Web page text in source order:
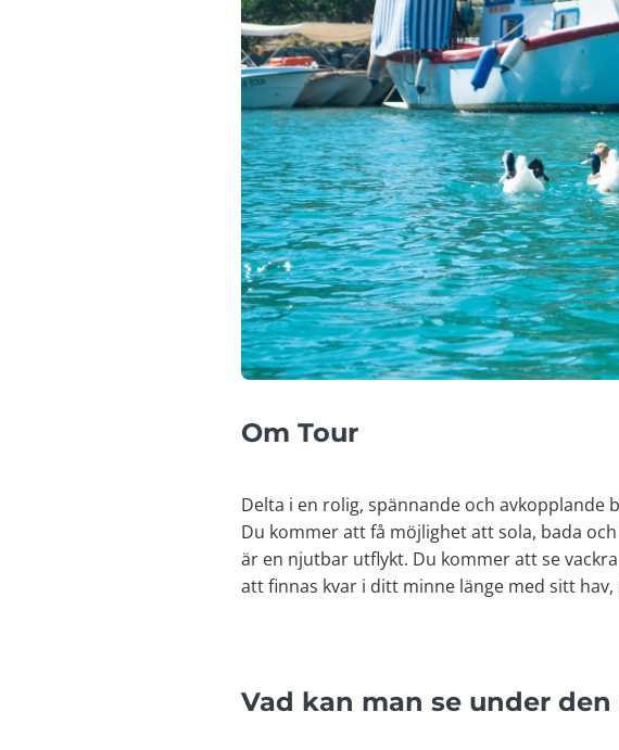
Om Tour
Delta i en rolig, spännande och avkopplande
Du kommer att få möjlighet att sola, bada
är en njutbar utflykt. Du kommer att se
att finnas kvar i ditt minne länge med sitt
Vad kan man se under